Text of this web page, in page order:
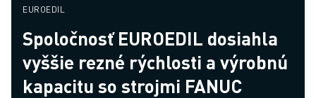
EUROEDIL
Spoločnosť EUROEDIL dosiahla
vyššie rezné rýchlosti a výrobnú
kapacitu so strojmi FANUC